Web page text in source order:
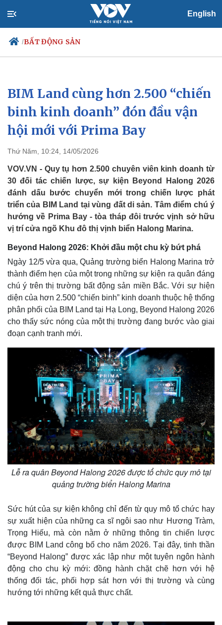
English
/BẤT ĐỘNG SẢN
Chính trị
Đảng
Tổ chức nhân sự
Quốc hội
Nhận diện sự thật
Xã hội
Tin 24h
Dự báo thời tiết
Giáo dục
Dấu ấn VOV
BIM Land cùng hơn 2.500 “chiến
binh kinh doanh” đón đầu vận
hội mới với Prima Bay
Thứ Năm, 10:24, 14/05/2026
VOV.VN - Quy tụ hơn 2.500 chuyên viên kinh doanh từ
30 đối tác chiến lược, sự kiện Beyond Halong 2026
đánh dấu bước chuyển mới trong chiến lược phát
triển của BIM Land tại vùng đất di sản. Tâm điểm chú ý
hướng về Prima Bay - tòa tháp đôi trước vịnh sở hữu
vị trí cửa ngõ Khu đô thị vịnh biển Halong Marina.
Beyond Halong 2026: Khởi đầu một chu kỳ bứt phá
Ngày 12/5 vừa qua, Quảng trường biển Halong Marina trở
thành điểm hẹn của một trong những sự kiện ra quân đáng
chú ý trên thị trường bất động sản miền Bắc. Với sự hiện
diện của hơn 2.500 “chiến binh” kinh doanh thuộc hệ thống
phân phối của BIM Land tại Hạ Long, Beyond Halong 2026
cho thấy sức nóng của một thị trường đang bước vào giai
đoạn cạnh tranh mới.
Lễ ra quân Beyond Halong 2026 được tổ chức quy mô tại
quảng trường biển Halong Marina
Sức hút của sự kiện không chỉ đến từ quy mô tổ chức hay
sự xuất hiện của những ca sĩ ngôi sao như Hương Tràm,
Trọng Hiếu, mà còn nằm ở những thông tin chiến lược
được BIM Land công bố cho năm 2026. Tại đây, tinh thần
“Beyond Halong” được xác lập như một tuyên ngôn hành
động cho chu kỳ mới: đồng hành chặt chẽ hơn với hệ
thống đối tác, phối hợp sát hơn với thị trường và cùng
hướng tới những kết quả thực chất.